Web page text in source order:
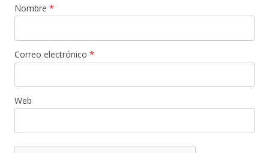
Nombre *
Correo electrónico *
Web